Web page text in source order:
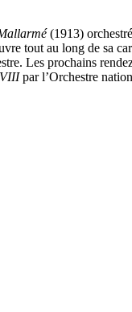
(1913)
tout au long de sa
Les prochains
VIIIpar l’Orchestre